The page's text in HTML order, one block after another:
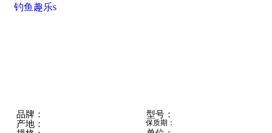
钓鱼趣乐s
品牌：
型号：
产地：
保质期：